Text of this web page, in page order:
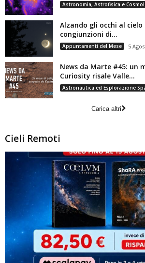
Astronomia, Astrofisica e
Alzando gli occhi al cielo
congiunzioni di...
Appuntamenti del Mese 5
News da Marte #45: un
Curiosity risale Valle...
Astronautica ed Esplorazione
Carica altri
Cieli Remoti